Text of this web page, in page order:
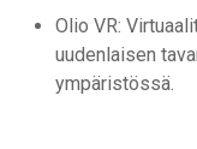
Olio VR:
uudenlaisen
ympäristössä.